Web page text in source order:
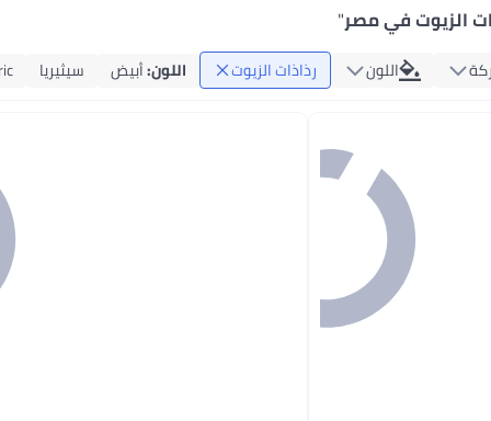
الزيوت في مصر"
اللون رذاذات الزيوت اللون:أبيض سيثيريا